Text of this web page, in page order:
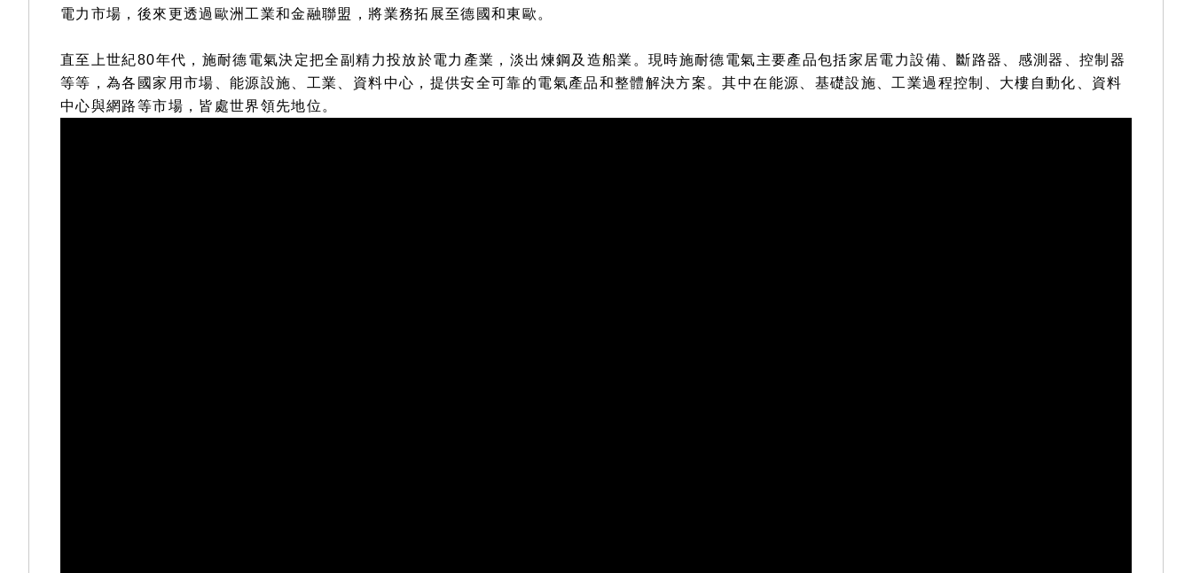
電力市場，後來更透過歐洲工業和金融聯盟，將業務拓展至德國和東歐。
直至上世紀80年代，施耐德電氣決定把全副精力投放於電力產業，淡出煉鋼及造船業。現時施耐德電氣主要產品包括家居電力設備、斷路器、感測器、控制器
等等，為各國家用市場、能源設施、工業、資料中心，提供安全可靠的電氣產品和整體解決方案。其中在能源、基礎設施、工業過程控制、大樓自動化、資料
中心與網路等市場，皆處世界領先地位。